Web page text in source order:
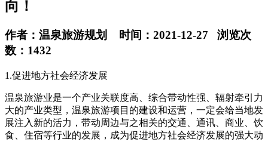
向！
作者：温泉旅游规划 时间：2021-12-27 浏览次
数：1432
1.促进地方社会经济发展
温泉旅游业是一个产业关联度高、综合带动性强、辐射牵引力
大的产业类型，温泉旅游项目的建设和运营，一定会给当地发
展注入新的活力，带动周边与之相关的交通、通讯、商业、饮
食、住宿等行业的发展，成为促进地方社会经济发展的强大动